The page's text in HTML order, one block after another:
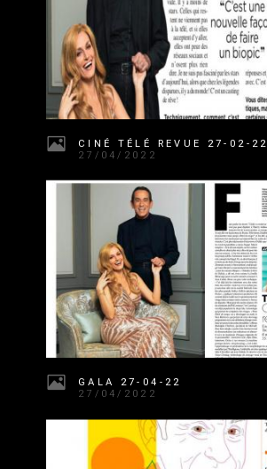
CINÉ TÉLÉ REVUE 27-02-22
27/04/2022
GALA 27-04-22
27/04/2022